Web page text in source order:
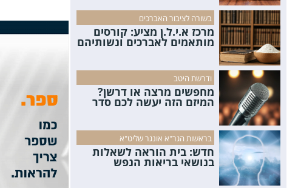
בשורה לציבור האברכים
מרכז א.י.ל.ן מציע: קורסים
מותאמים לאברכים ונשותיהם
ודרשת היטב
מחפשים מרצה או דרשן?
המיזם הזה יעשה לכם סדר
בראשות הגר"א אונגר שליט"א
חדש: בית הוראה לשאלות
בנושאי בריאות הנפש